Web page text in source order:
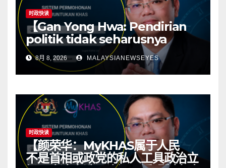
时政快读
【Gan Yong Hwa: Pendirian
politik tidak seharusnya
menentukan sumber
kawasan; ketelusan asas
kepada politik yang sihat】
8月 8, 2026 MALAYSIANEWSEYES
时政快读
【颜荣华：MyKHAS属于人民
不是首相或政党的私人工具政治立